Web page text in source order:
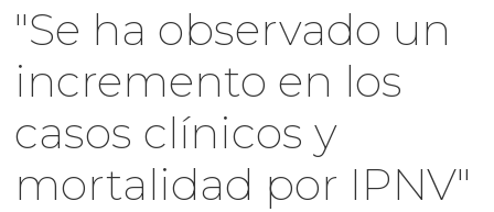
"Se ha observado un
incremento en los
casos clínicos y
mortalidad por IPNV"